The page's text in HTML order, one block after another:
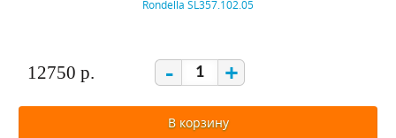
12750 р. - +
В корзину